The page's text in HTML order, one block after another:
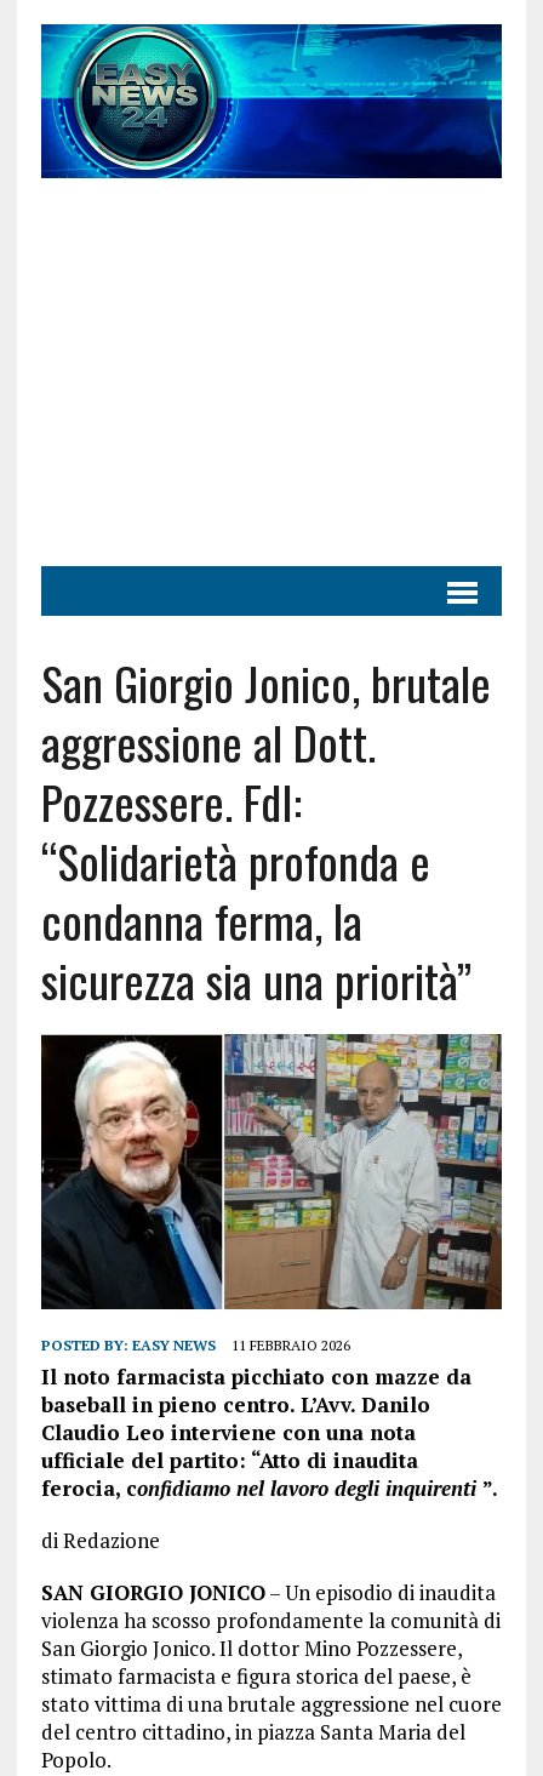
San Giorgio Jonico, brutale
aggressione al Dott.
Pozzessere. FdI:
“Solidarietà profonda e
condanna ferma, la
sicurezza sia una priorità”
POSTED BY: EASY NEWS 11 FEBBRAIO 2026
Il noto farmacista picchiato con mazze da
baseball in pieno centro. L’Avv. Danilo
Claudio Leo interviene con una nota
ufficiale del partito: “Atto di inaudita
ferocia, confidiamo nel lavoro degli inquirenti ”.
di Redazione
SAN GIORGIO JONICO– Un episodio di inaudita
violenza ha scosso profondamente la comunità di
San Giorgio Jonico. Il dottor Mino Pozzessere,
stimato farmacista e figura storica del paese, è
stato vittima di una brutale aggressione nel cuore
del centro cittadino, in piazza Santa Maria del
Popolo.